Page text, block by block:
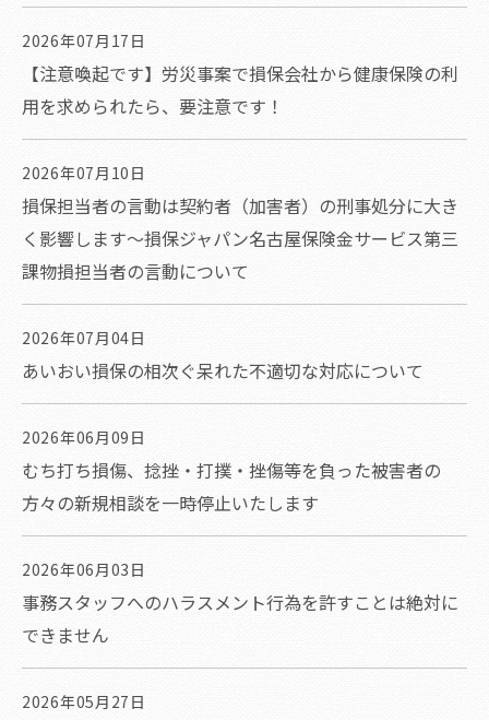
2026年07月17日
【注意喚起です】労災事案で損保会社から健康保険の利
用を求められたら、要注意です！
2026年07月10日
損保担当者の言動は契約者（加害者）の刑事処分に大き
く影響します～損保ジャパン名古屋保険金サービス第三
課物損担当者の言動について
2026年07月04日
あいおい損保の相次ぐ呆れた不適切な対応について
2026年06月09日
むち打ち損傷、捻挫・打撲・挫傷等を負った被害者の
方々の新規相談を一時停止いたします
2026年06月03日
事務スタッフへのハラスメント行為を許すことは絶対に
できません
2026年05月27日